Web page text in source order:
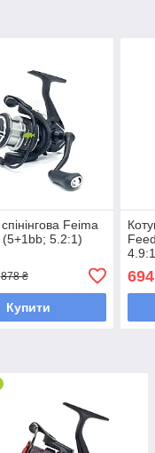
Feima
(5+1bb; 5.2:1)
878 ₴
Купити
694